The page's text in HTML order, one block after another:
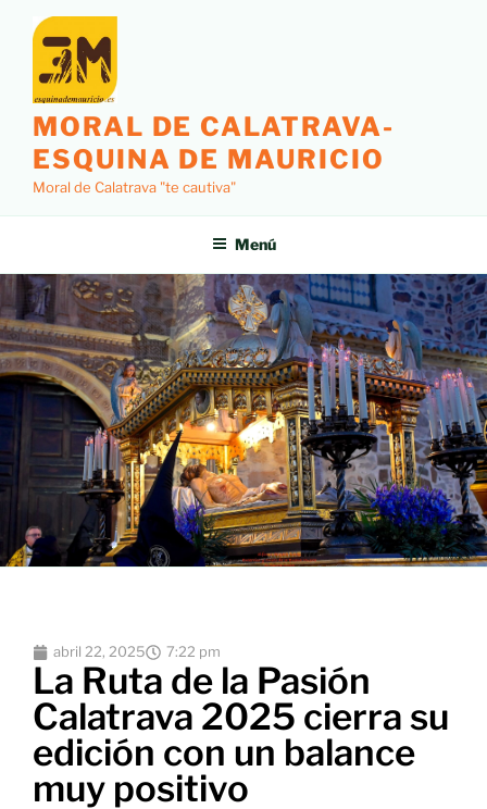
MORAL DE CALATRAVA-
ESQUINA DE MAURICIO
Moral de Calatrava "te cautiva"
Menú
abril 22, 2025 7:22 pm
La Ruta de la Pasión
Calatrava 2025 cierra su
edición con un balance
muy positivo